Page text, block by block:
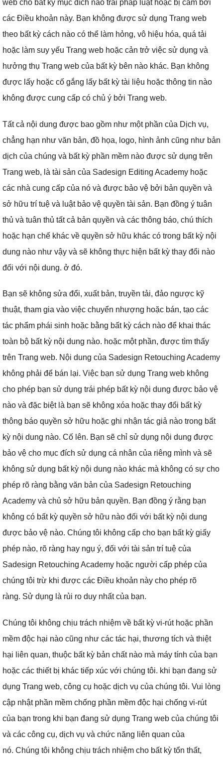
web cho bất kỳ mục đích nào trái pháp luật hoặc bị cấm bởi
các Điều khoản này. Bạn không được sử dụng Trang web
theo bất kỳ cách nào có thể làm hỏng, vô hiệu hóa, quá tải
hoặc làm suy yếu Trang web hoặc cản trở việc sử dụng và
hưởng thụ Trang web của bất kỳ bên nào khác. Bạn không
được lấy hoặc cố gắng lấy bất kỳ tài liệu hoặc thông tin nào
không được cung cấp có chủ ý bởi Trang web.
Tất cả nội dung được bao gồm như một phần của Dịch vụ,
chẳng hạn như văn bản, đồ họa, logo, hình ảnh cũng như bản
dịch của chúng và bất kỳ phần mềm nào được sử dụng trên
Trang web, là tài sản của Sadesign Editing Academy hoặc
các nhà cung cấp của nó và được bảo vệ bởi bản quyền và
sở hữu trí tuệ và luật bảo vệ quyền tài sản. Bạn đồng ý tuân
thủ và tuân thủ tất cả bản quyền và các thông báo, chú thích
hoặc hạn chế khác về quyền sở hữu khác có trong bất kỳ nội
dung nào như vậy và sẽ không thực hiện bất kỳ thay đổi nào
đối với nội dung. ở đó.
Bạn sẽ không sửa đổi, xuất bản, truyền tải, đảo ngược kỹ
thuật, tham gia vào việc chuyển nhượng hoặc bán, tạo các
tác phẩm phái sinh hoặc bằng bất kỳ cách nào để khai thác
toàn bộ bất kỳ nội dung nào. hoặc một phần, được tìm thấy
trên Trang web. Nội dung của Sadesign Retouching Academy
không phải để bán lại. Việc bạn sử dụng Trang web không
cho phép bạn sử dụng trái phép bất kỳ nội dung được bảo vệ
nào và đặc biệt là bạn sẽ không xóa hoặc thay đổi bất kỳ
thông báo quyền sở hữu hoặc ghi nhận tác giả nào trong bất
kỳ nội dung nào. Cố lên. Bạn sẽ chỉ sử dụng nội dung được
bảo vệ cho mục đích sử dụng cá nhân của riêng mình và sẽ
không sử dụng bất kỳ nội dung nào khác mà không có sự cho
phép rõ ràng bằng văn bản của Sadesign Retouching
Academy và chủ sở hữu bản quyền. Bạn đồng ý rằng bạn
không có bất kỳ quyền sở hữu nào đối với bất kỳ nội dung
được bảo vệ nào. Chúng tôi không cấp cho bạn bất kỳ giấy
phép nào, rõ ràng hay ngụ ý, đối với tài sản trí tuệ của
Sadesign Retouching Academy hoặc người cấp phép của
chúng tôi trừ khi được các Điều khoản này cho phép rõ
ràng. Sử dụng là rủi ro duy nhất của bạn.
Chúng tôi không chịu trách nhiệm về bất kỳ vi-rút hoặc phần
mềm độc hại nào cũng như các tác hại, thương tích và thiệt
hại liên quan, thuộc bất kỳ bản chất nào mà máy tính của bạn
hoặc các thiết bị khác tiếp xúc với chúng tôi. khi bạn đang sử
dụng Trang web, công cụ hoặc dịch vụ của chúng tôi. Vui lòng
cập nhật phần mềm chống phần mềm độc hại chống vi-rút
của bạn trong khi bạn đang sử dụng Trang web của chúng tôi
và các công cụ, dịch vụ và chức năng liên quan của
nó. Chúng tôi không chịu trách nhiệm cho bất kỳ tổn thất,